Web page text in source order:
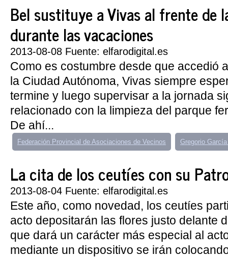
Bel sustituye a Vivas al frente de
durante las vacaciones
2013-08-08 Fuente: elfarodigital.es
Como es costumbre desde que accedió
la Ciudad Autónoma, Vivas siempre
termine y luego supervisar a la jornada
relacionado con la limpieza del parque
De ahí...
Federación Provincial de Asociaciones de Vecinos Gregorio
La cita de los ceutíes con su
2013-08-04 Fuente: elfarodigital.es
Este año, como novedad, los ceutíes
acto depositarán las flores justo delante
que dará un carácter más especial al
mediante un dispositivo se irán